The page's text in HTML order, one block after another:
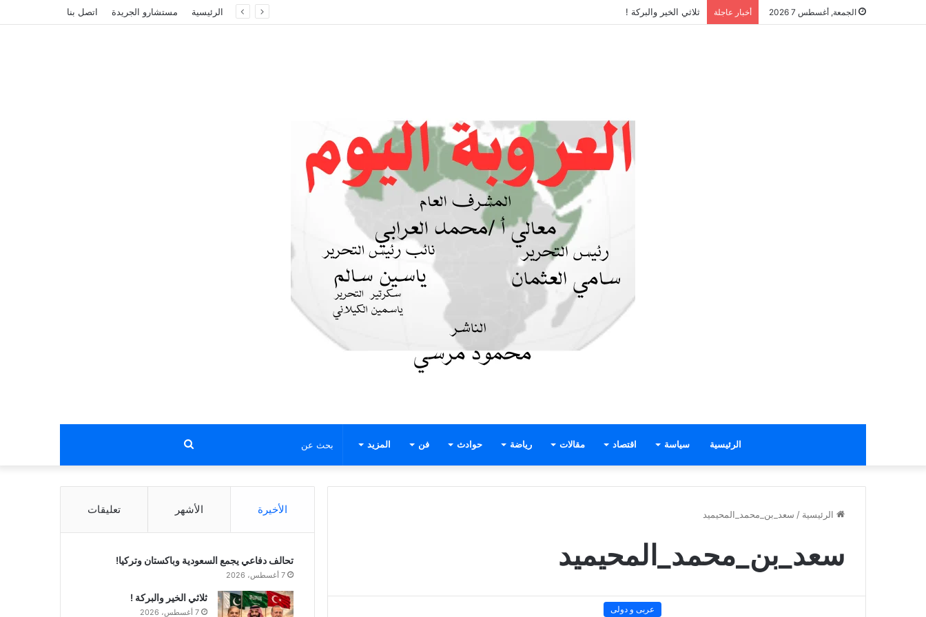
الجمعة, أغسطس 7 2026 أخبار عاجلة ثلاثي الخير والبركة ! الرئيسية مستشارو الجريدة اتصل بنا
الرئيسية سياسة اقتصاد مقالات رياضة حوادث فن المزيد بحث
عن
الرئيسية / سعد_بن_محمد_المحيميد
سعد_بن_محمد_المحيميد
عربى و دولى
الأخيرة الأشهر تعليقات
تحالف دفاعي يجمع السعودية وباكستان وتركيا!
7 أغسطس، 2026
ثلاثي الخير والبركة !
7 أغسطس، 2026